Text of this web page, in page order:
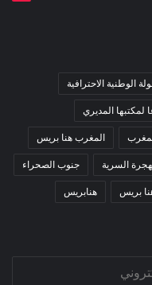
الوطنية الاحترافية
لمكتبها المديري
المغرب هنا بريس
السرية جنوب الصحراء
بريس هنابريس